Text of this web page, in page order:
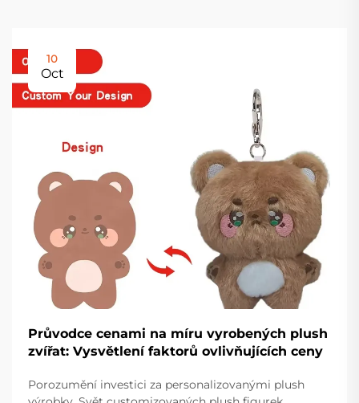
10
Oct
Průvodce cenami na míru vyrobených plush
zvířat: Vysvětlení faktorů ovlivňujících ceny
Porozumění investici za personalizovanými plush